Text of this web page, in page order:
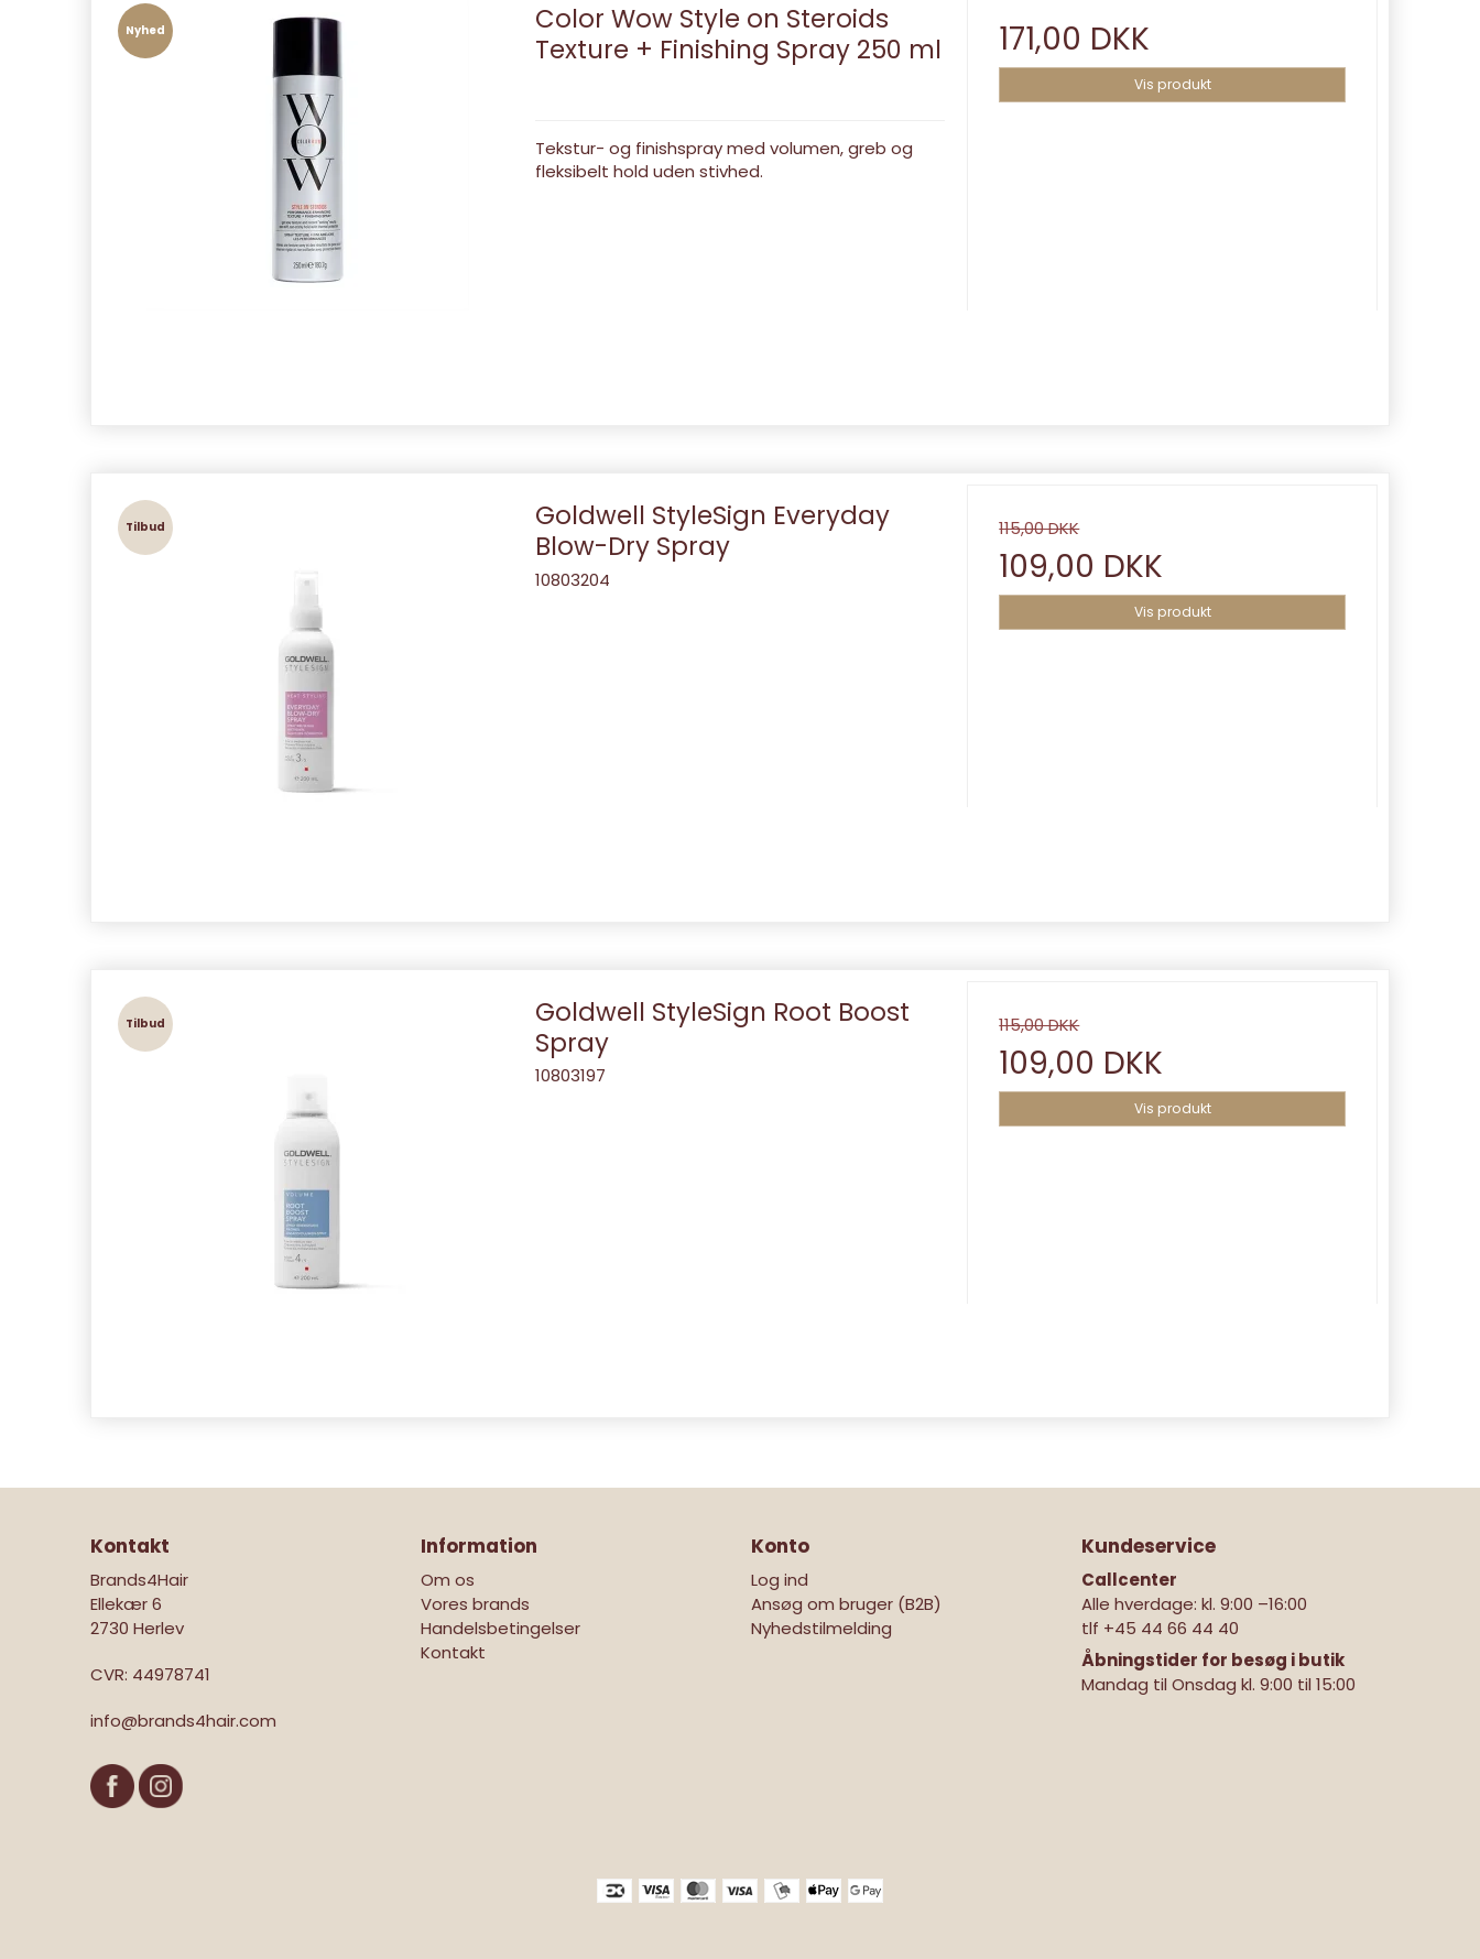
Nyhed
Color Wow Style on Steroids
Texture + Finishing Spray 250 ml
Tekstur- og finishspray med volumen, greb og
fleksibelt hold uden stivhed.
171,00 DKK
Vis produkt
Tilbud
Goldwell StyleSign Everyday
Blow-Dry Spray
10803204
115,00 DKK
109,00 DKK
Vis produkt
Tilbud
Goldwell StyleSign Root Boost
Spray
10803197
115,00 DKK
109,00 DKK
Vis produkt
Kontakt
Brands4Hair
Ellekær 6
2730 Herlev
CVR: 44978741
info@brands4hair.com
Information
Om os
Vores brands
Handelsbetingelser
Kontakt
Konto
Log ind
Ansøg om bruger (B2B)
Nyhedstilmelding
Kundeservice
Callcenter
Alle hverdage: kl. 9:00 –16:00
tlf +45 44 66 44 40
Åbningstider for besøg i butik
Mandag til Onsdag kl. 9:00 til 15:00